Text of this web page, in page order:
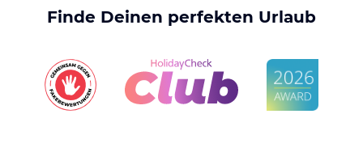
Finde Deinen perfekten Urlaub